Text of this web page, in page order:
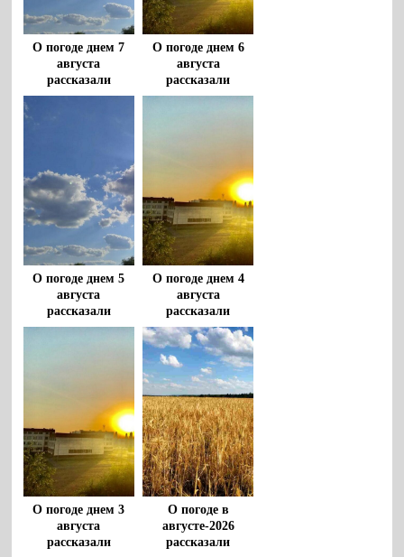
О погоде днем 7
августа
рассказали
воронежцам
О погоде днем 6
августа
рассказали
воронежцам
О погоде днем 5
августа
рассказали
воронежцам
О погоде днем 4
августа
рассказали
воронежцам
О погоде днем 3
августа
рассказали
О погоде в
августе-2026
рассказали